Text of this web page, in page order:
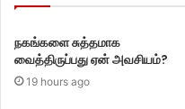
நகங்களை சுத்தமாக
வைத்திருப்பது ஏன் அவசியம்?
19 hours ago